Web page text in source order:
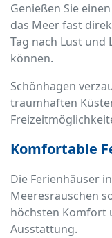
Genießen Sie
das Meer fast
Tag nach Lust und
können.
Schönhagen
traumhaften
Komfortable
Die Ferienhäuser
Meeresrauschen
höchsten Komfort
Ausstattung.